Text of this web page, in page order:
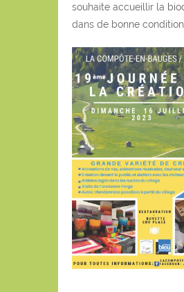
souhaite accueillir la
dans de bonne